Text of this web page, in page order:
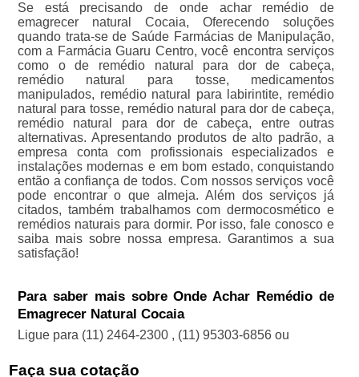
Se está precisando de onde achar remédio de
emagrecer natural Cocaia, Oferecendo soluções
quando trata-se de Saúde Farmácias de Manipulação,
com a Farmácia Guaru Centro, você encontra serviços
como o de remédio natural para dor de cabeça,
remédio natural para tosse, medicamentos
manipulados, remédio natural para labirintite, remédio
natural para tosse, remédio natural para dor de cabeça,
remédio natural para dor de cabeça, entre outras
alternativas. Apresentando produtos de alto padrão, a
empresa conta com profissionais especializados e
instalações modernas e em bom estado, conquistando
então a confiança de todos. Com nossos serviços você
pode encontrar o que almeja. Além dos serviços já
citados, também trabalhamos com dermocosmético e
remédios naturais para dormir. Por isso, fale conosco e
saiba mais sobre nossa empresa. Garantimos a sua
satisfação!
Para saber mais sobre Onde Achar Remédio de
Emagrecer Natural Cocaia
Ligue para (11) 2464-2300 , (11) 95303-6856 ou
Faça sua cotação